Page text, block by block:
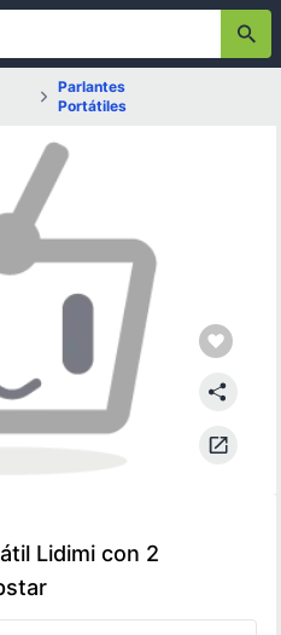
Parlantes
Portátiles
Lidimi con 2